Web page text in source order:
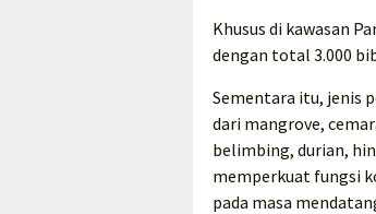
Khusus di kawasan
dengan total 3.000
Sementara itu, jenis
dari mangrove,
belimbing, durian,
memperkuat fungsi
pada masa